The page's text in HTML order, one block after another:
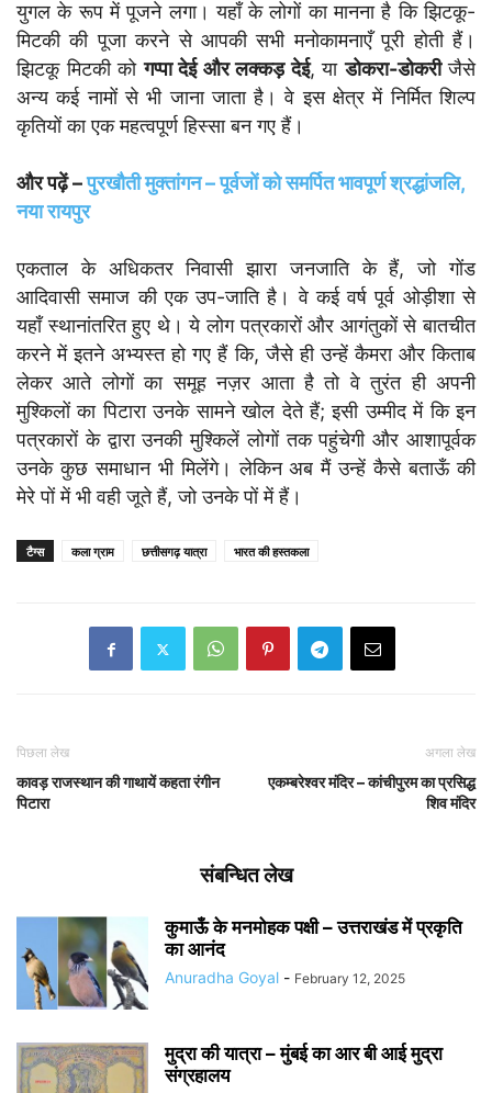
युगल के रूप में पूजने लगा। यहाँ के लोगों का मानना है कि झिटकू-
मिटकी की पूजा करने से आपकी सभी मनोकामनाएँ पूरी होती हैं।
झिटकू मिटकी कोगप्पा देई और लक्कड़ देई, याडोकरा-डोकरीजैसे
अन्य कई नामों से भी जाना जाता है। वे इस क्षेत्र में निर्मित शिल्प
कृतियों का एक महत्वपूर्ण हिस्सा बन गए हैं।
और पढ़ें –पुरखौती मुक्तांगन – पूर्वजों को समर्पित भावपूर्ण श्रद्धांजलि,
नया रायपुर
एकताल के अधिकतर निवासी झारा जनजाति के हैं, जो गोंड
आदिवासी समाज की एक उप-जाति है। वे कई वर्ष पूर्व ओड़ीशा से
यहाँ स्थानांतरित हुए थे। ये लोग पत्रकारों और आगंतुकों से बातचीत
करने में इतने अभ्यस्त हो गए हैं कि, जैसे ही उन्हें कैमरा और किताब
लेकर आते लोगों का समूह नज़र आता है तो वे तुरंत ही अपनी
मुश्किलों का पिटारा उनके सामने खोल देते हैं; इसी उम्मीद में कि इन
पत्रकारों के द्वारा उनकी मुश्किलें लोगों तक पहुंचेगी और आशापूर्वक
उनके कुछ समाधान भी मिलेंगे। लेकिन अब मैं उन्हें कैसे बताऊँ की
मेरे पों में भी वही जूते हैं, जो उनके पों में हैं।
टैग्स कला ग्राम छत्तीसगढ़ यात्रा भारत की हस्तकला
पिछला लेख
कावड़ राजस्थान की गाथायें कहता रंगीन
पिटारा
अगला लेख
एकम्बरेश्वर मंदिर – कांचीपुरम का प्रसिद्ध
शिव मंदिर
संबन्धित लेख
कुमाऊँ के मनमोहक पक्षी – उत्तराखंड में प्रकृति
का आनंद
Anuradha Goyal - February 12, 2025
मुद्रा की यात्रा – मुंबई का आर बी आई मुद्रा
संग्रहालय